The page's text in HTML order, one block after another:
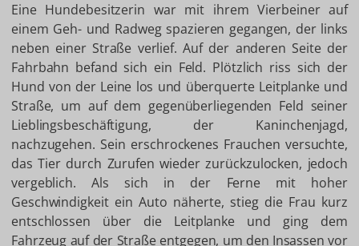
Eine Hundebesitzerin war mit ihrem Vierbeiner auf
einem Geh- und Radweg spazieren gegangen, der links
neben einer Straße verlief. Auf der anderen Seite der
Fahrbahn befand sich ein Feld. Plötzlich riss sich der
Hund von der Leine los und überquerte Leitplanke und
Straße, um auf dem gegenüberliegenden Feld seiner
Lieblingsbeschäftigung, der Kaninchenjagd,
nachzugehen. Sein erschrockenes Frauchen versuchte,
das Tier durch Zurufen wieder zurückzulocken, jedoch
vergeblich. Als sich in der Ferne mit hoher
Geschwindigkeit ein Auto näherte, stieg die Frau kurz
entschlossen über die Leitplanke und ging dem
Fahrzeug auf der Straße entgegen, um den Insassen vor